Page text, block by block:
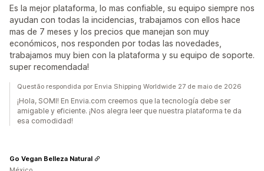
Es la mejor plataforma, lo mas confiable, su equipo siempre nos
ayudan con todas la incidencias, trabajamos con ellos hace
mas de 7 meses y los precios que manejan son muy
económicos, nos responden por todas las novedades,
trabajamos muy bien con la plataforma y su equipo de soporte.
super recomendada!
Questão respondida por Envia Shipping Worldwide 27 de maio de 2026
¡Hola, SOMI! En Envia.com creemos que la tecnología debe ser
amigable y eficiente. ¡Nos alegra leer que nuestra plataforma te da
esa comodidad!
Go Vegan Belleza Natural